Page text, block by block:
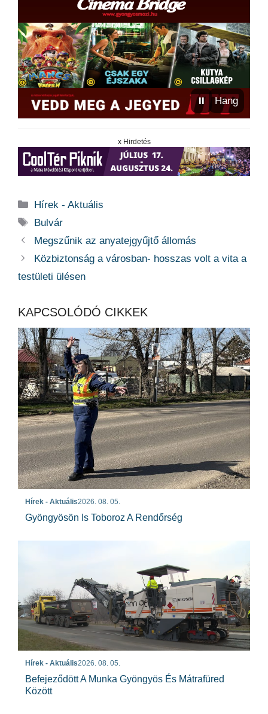
⏸ Hang
x Hirdetés
Kategória
Hírek - Aktuális
Címkék
Bulvár
Megszűnik az anyatejgyűjtő állomás
Közbiztonság a városban- hosszas volt a vita a
testületi ülésen
KAPCSOLÓDÓ CIKKEK
Hírek - Aktuális2026. 08. 05.
Gyöngyösön Is Toboroz A Rendőrség
Hírek - Aktuális2026. 08. 05.
Befejeződött A Munka Gyöngyös És Mátrafüred
Között